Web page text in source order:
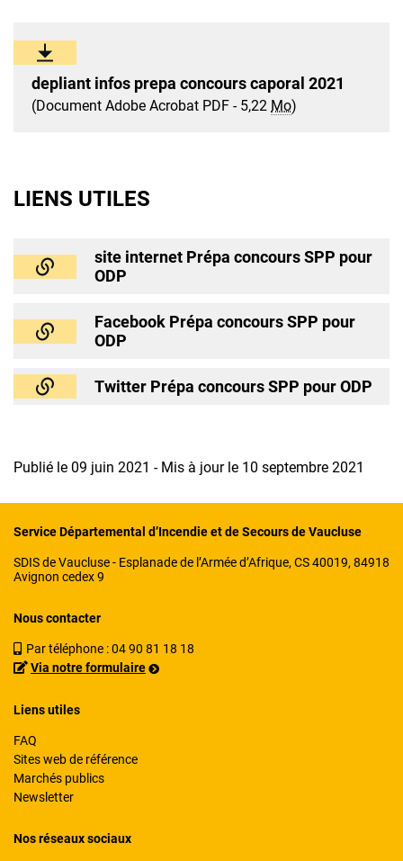
depliant infos prepa concours caporal 2021
(Document Adobe Acrobat PDF - 5,22 Mo)
LIENS UTILES
site internet Prépa concours SPP pour
ODP
Facebook Prépa concours SPP pour
ODP
Twitter Prépa concours SPP pour ODP
Publié le 09 juin 2021 - Mis à jour le 10 septembre 2021
Service Départemental d’Incendie et de Secours de Vaucluse
SDIS de Vaucluse - Esplanade de l’Armée d’Afrique, CS 40019, 84918
Avignon cedex 9
Nous contacter
Par téléphone :04 90 81 18 18
Via notre formulaire
Liens utiles
FAQ
Sites web de référence
Marchés publics
Newsletter
Nos réseaux sociaux